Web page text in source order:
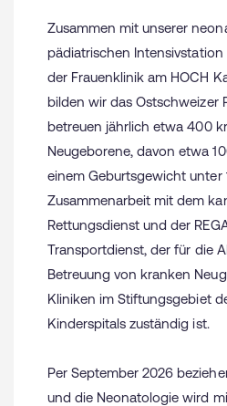
Zusammen mit unserer
pädiatrischen
der Frauenklinik am HOCH
bilden wir das Ostschweizer
betreuen jährlich etwa 400
Neugeborene, davon etwa
einem Geburtsgewicht unter
Zusammenarbeit mit dem
Rettungsdienst und der
Transportdienst, der für die
Betreuung von kranken
Kliniken im Stiftungsgebiet
Kinderspitals zuständig ist.
Per September 2026
und die Neonatologie wird